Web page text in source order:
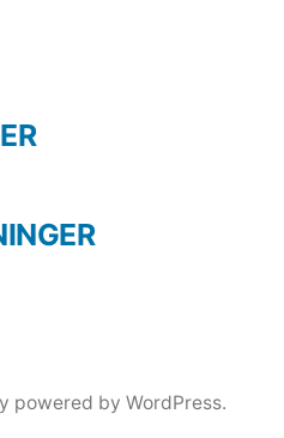
powered by WordPress.